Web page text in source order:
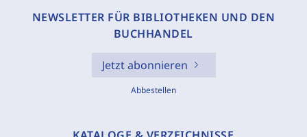
NEWSLETTER FÜR BIBLIOTHEKEN UND DEN
BUCHHANDEL
Jetzt abonnieren
Abbestellen